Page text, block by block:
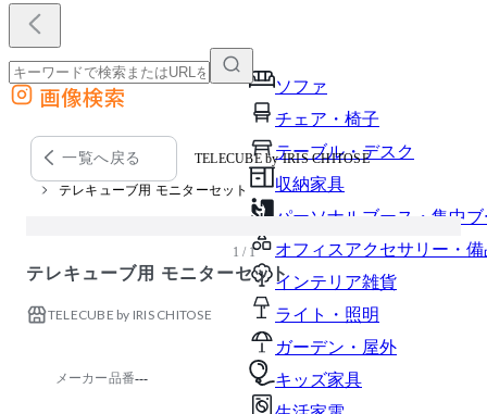
ソファ
チェア・椅子
テーブル・デスク
収納家具
パーソナルブース・集中
オフィスアクセサリー・備
インテリア雑貨
ライト・照明
ガーデン・屋外
キッズ家具
外部サイトの商品をカートに追加
他のサイトで見つけた商品ページのURLを貼り付けて、カートに追加できます
画像検索
一覧へ戻る TELECUBE by IRIS CHITOSE
テレキューブ用 モニターセット
1 / 1
テレキューブ用 モニターセット
TELECUBE by IRIS CHITOSE
メーカー品番---